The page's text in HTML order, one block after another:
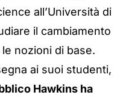
all’Università di
il cambiamento
nozioni di base.
ai suoi studenti,
Hawkins ha